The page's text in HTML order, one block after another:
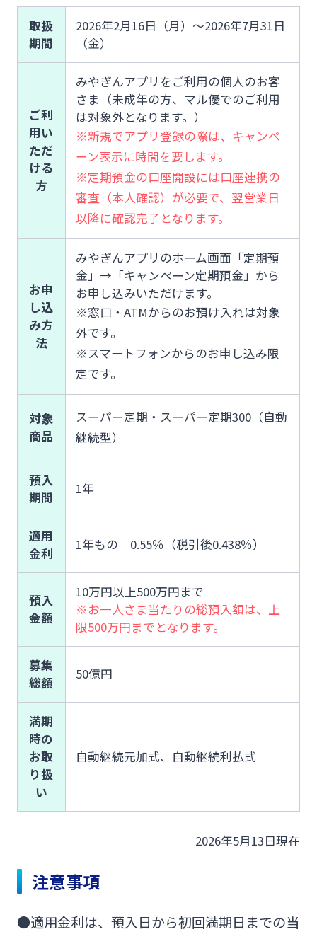
ポイントサービス「たまるーじ倶楽部」
クレジットカード
キャッシュレスサービス
スポーツくじ「宮崎銀行toto」
その他サービス
閉じる
よくあるご質問
English
個人のお客さま
法人・個人事業主のお客さま
株主・投資家の皆さま
宮崎銀行について
ニュースリリース一覧
お問い合わせ先一覧
取扱
期間
2026年2月16日（月）～2026年7月31日
（金）
ご利
用い
ただ
ける
方
みやぎんアプリをご利用の個人のお客
さま（未成年の方、マル優でのご利用
は対象外となります。）
※新規でアプリ登録の際は、キャンペ
ーン表示に時間を要します。
※定期預金の口座開設には口座連携の
審査（本人確認）が必要で、翌営業日
以降に確認完了となります。
お申
し込
み方
法
みやぎんアプリのホーム画面「定期預
金」→「キャンペーン定期預金」から
お申し込みいただけます。
※窓口・ATMからのお預け入れは対象
外です。
※スマートフォンからのお申し込み限
定です。
対象
商品
スーパー定期・スーパー定期300（自動
継続型）
預入
期間
1年
適用
金利
1年もの 0.55％（税引後0.438％）
預入
金額
10万円以上500万円まで
※お一人さま当たりの総預入額は、上
限500万円までとなります。
募集
総額
50億円
満期
時の
お取
り扱
い
自動継続元加式、自動継続利払式
2026年5月13日現在
注意事項
●適用金利は、預入日から初回満期日までの当